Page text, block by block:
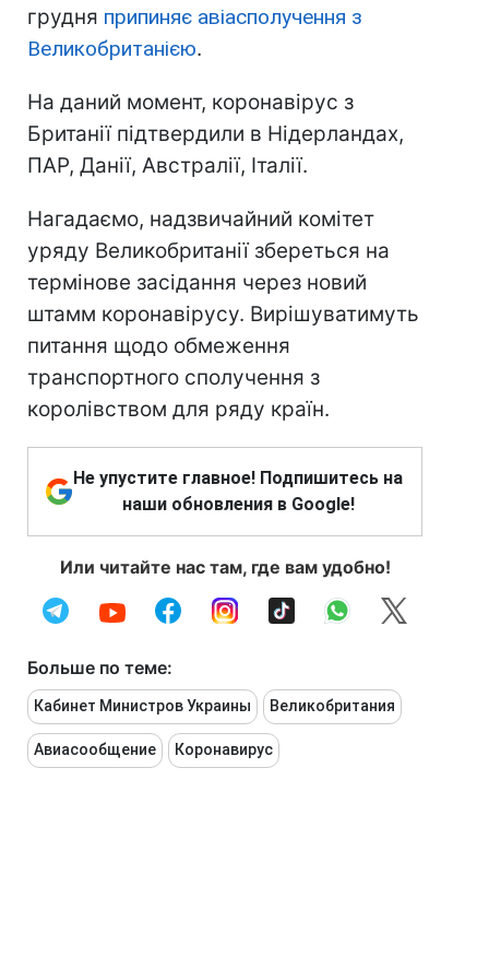
грудня припиняє авіасполучення з
Великобританією.
На даний момент, коронавірус з
Британії підтвердили в Нідерландах,
ПАР, Данії, Австралії, Італії.
Нагадаємо, надзвичайний комітет
уряду Великобританії збереться на
термінове засідання через новий
штамм коронавірусу. Вирішуватимуть
питання щодо обмеження
транспортного сполучення з
королівством для ряду країн.
Не упустите главное! Подпишитесь на
наши обновления в Google!
Или читайте нас там, где вам удобно!
Больше по теме:
Кабинет Министров Украины Великобритания
Авиасообщение Коронавирус